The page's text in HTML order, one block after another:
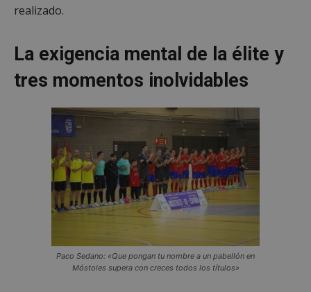
realizado.
La exigencia mental de la élite y
tres momentos inolvidables
Paco Sedano: «Que pongan tu nombre a un pabellón en
Móstoles supera con creces todos los títulos»